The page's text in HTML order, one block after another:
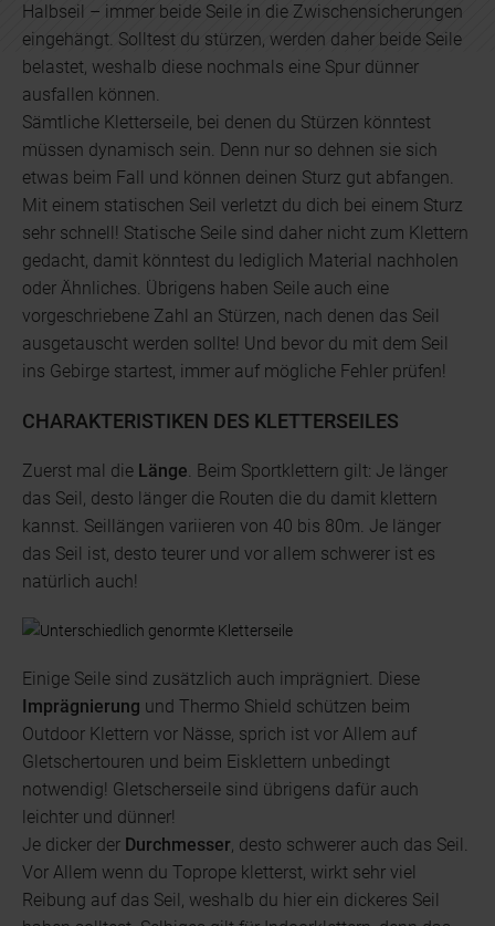
Halbseil – immer beide Seile in die Zwischensicherungen
eingehängt. Solltest du stürzen, werden daher beide Seile
belastet, weshalb diese nochmals eine Spur dünner
ausfallen können.
Sämtliche Kletterseile, bei denen du Stürzen könntest
müssen dynamisch sein. Denn nur so dehnen sie sich
etwas beim Fall und können deinen Sturz gut abfangen.
Mit einem statischen Seil verletzt du dich bei einem Sturz
sehr schnell! Statische Seile sind daher nicht zum Klettern
gedacht, damit könntest du lediglich Material nachholen
oder Ähnliches. Übrigens haben Seile auch eine
vorgeschriebene Zahl an Stürzen, nach denen das Seil
ausgetauscht werden sollte! Und bevor du mit dem Seil
ins Gebirge startest, immer auf mögliche Fehler prüfen!
CHARAKTERISTIKEN DES KLETTERSEILES
Zuerst mal die Länge. Beim Sportklettern gilt: Je länger
das Seil, desto länger die Routen die du damit klettern
kannst. Seillängen variieren von 40 bis 80m. Je länger
das Seil ist, desto teurer und vor allem schwerer ist es
natürlich auch!
Einige Seile sind zusätzlich auch imprägniert. Diese
Imprägnierung und Thermo Shield schützen beim
Outdoor Klettern vor Nässe, sprich ist vor Allem auf
Gletschertouren und beim Eisklettern unbedingt
notwendig! Gletscherseile sind übrigens dafür auch
leichter und dünner!
Je dicker der Durchmesser, desto schwerer auch das Seil.
Vor Allem wenn du Toprope kletterst, wirkt sehr viel
Reibung auf das Seil, weshalb du hier ein dickeres Seil